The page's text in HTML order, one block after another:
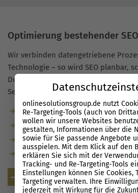
Optimierung bestehender
Wir verbinden datengetriebene
Technologie – so wird SEO planbar,
Du erhältst klare Prioritäten,
Setup, das dein Team in kurzer Zeit
Weniger manuelle Aufgaben,
Automatisierte Analysen, Alerts
Entscheidungen auf Basis
Effiziente Workflows, geringere
Kostenlose Beratung
onlinesolutionsgroup.de nutzt
Re-Targeting-Tools (auch von
wollen wir unsere Websites
gestalten, Informationen über die
sowie für Sie passende Angebote
ausspielen. Mit dem Klick auf den
erklären Sie sich mit der
Tracking- und Re-Targeting-Tools
Einstellungen können Sie Cookies,
Targeting verwalten. Ihre
jederzeit mit Wirkung für die